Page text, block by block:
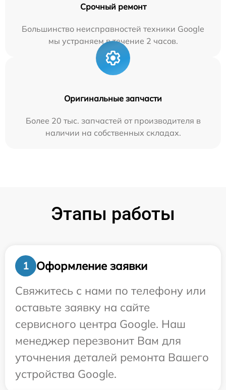
Срочный ремонт
Большинство неисправностей техники Google
мы устраняем в течение 2 часов.
Оригинальные запчасти
Более 20 тыс. запчастей от производителя в
наличии на собственных складах.
Этапы работы
1
Оформление заявки
Свяжитесь с нами по телефону или
оставьте заявку на сайте
сервисного центра Google. Наш
менеджер перезвонит Вам для
уточнения деталей ремонта Вашего
устройства Google.